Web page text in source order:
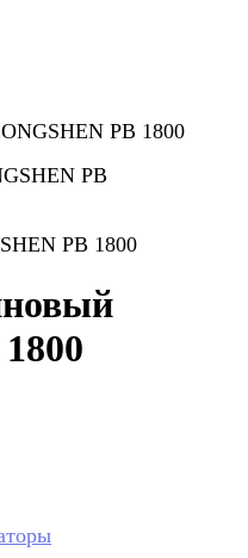
PB 1800
PB 1800